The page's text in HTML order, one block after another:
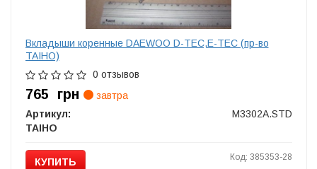
Вкладыши коренные DAEWOO D-TEC,E-TEC (пр-во
TAIHO)
0 отзывов
765 грн
завтра
Артикул:
M3302A.STD
TAIHO
КУПИТЬ Код: 385353-28